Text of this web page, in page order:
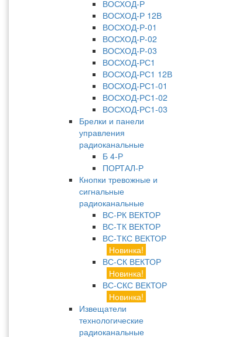
ВОСХОД-Р
ВОСХОД-Р 12В
ВОСХОД-Р-01
ВОСХОД-Р-02
ВОСХОД-Р-03
ВОСХОД-РС1
ВОСХОД-РС1 12В
ВОСХОД-РС1-01
ВОСХОД-РС1-02
ВОСХОД-РС1-03
Брелки и панели
управления
радиоканальные
Б 4-Р
ПОРТАЛ-Р
Кнопки тревожные и
сигнальные
радиоканальные
ВС-РК ВЕКТОР
ВС-ТК ВЕКТОР
ВС-ТКС ВЕКТОР
Новинка!
ВС-СК ВЕКТОР
Новинка!
ВС-СКС ВЕКТОР
Новинка!
Извещатели
технологические
радиоканальные